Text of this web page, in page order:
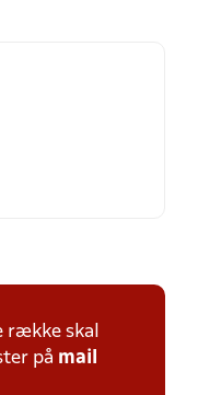
række skal
på mail